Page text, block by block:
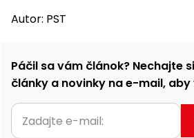
Autor: PST
Páčil sa vám článok? Nechajte
články a novinky na e-mail, aby